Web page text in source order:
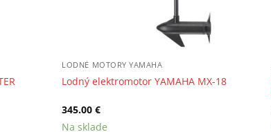
LODNÉ MOTORY YAMAHA
Lodný elektromotor YAMAHA MX-18
345.00€
Na sklade